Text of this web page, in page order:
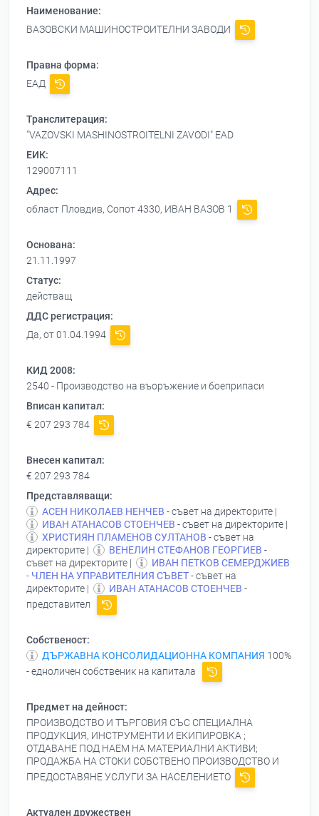
Наименование:
ВАЗОВСКИ МАШИНОСТРОИТЕЛНИ ЗАВОДИ
Правна форма:
ЕАД
Транслитерация:
"VAZOVSKI MASHINOSTROITELNI ZAVODI" EAD
ЕИК:
129007111
Адрес:
област Пловдив, Сопот 4330, ИВАН ВАЗОВ 1
Основана:
21.11.1997
Статус:
действащ
ДДС регистрация:
Да, от 01.04.1994
КИД 2008:
2540 - Производство на въоръжение и боеприпаси
Вписан капитал:
€ 207 293 784
Внесен капитал:
€ 207 293 784
Представляващи:
АСЕН НИКОЛАЕВ НЕНЧЕВ - съвет на директорите |
ИВАН АТАНАСОВ СТОЕНЧЕВ - съвет на директорите |
ХРИСТИЯН ПЛАМЕНОВ СУЛТАНОВ - съвет на
директорите |
ВЕНЕЛИН СТЕФАНОВ ГЕОРГИЕВ -
съвет на директорите |
ИВАН ПЕТКОВ СЕМЕРДЖИЕВ
- ЧЛЕН НА УПРАВИТЕЛНИЯ СЪВЕТ- съвет на
директорите |
ИВАН АТАНАСОВ СТОЕНЧЕВ -
представител
Собственост:
ДЪРЖАВНА КОНСОЛИДАЦИОННА КОМПАНИЯ 100%
- едноличен собственик на капитала
Предмет на дейност:
ПРОИЗВОДСТВО И ТЪРГОВИЯ СЪС СПЕЦИАЛНА
ПРОДУКЦИЯ, ИНСТРУМЕНТИ И ЕКИПИРОВКА ;
ОТДАВАНЕ ПОД НАЕМ НА МАТЕРИАЛНИ АКТИВИ;
ПРОДАЖБА НА СТОКИ СОБСТВЕНО ПРОИЗВОДСТВО И
ПРЕДОСТАВЯНЕ УСЛУГИ ЗА НАСЕЛЕНИЕТО
Актуален дружествен